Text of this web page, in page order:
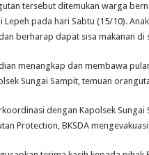
tersebut ditemukan warga
Lepeh pada hari Sabtu (15/10).
berharap dapat sisa makanan di
menangkap dan membawa
Sungai Sampit, temuan
dengan Kapolsek
Protection, BKSDA